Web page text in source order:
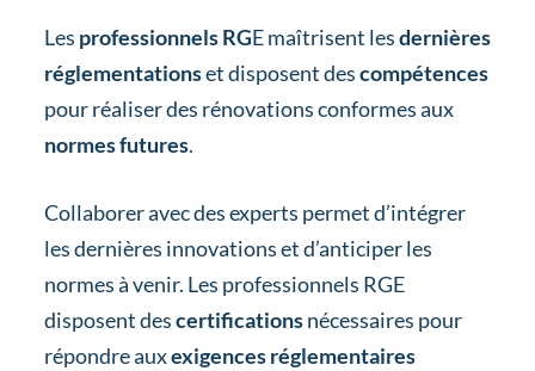
Les professionnels RGE maîtrisent lesdernières
réglementationset disposent descompétences
pour réaliser des rénovations conformes aux
normes futures.
Collaborer avec des experts permet d’intégrer
les dernières innovations et d’anticiper les
normes à venir. Les professionnels RGE
disposent descertificationsnécessaires pour
répondre auxexigences réglementaires